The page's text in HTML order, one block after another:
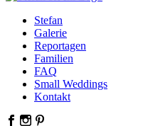
Stefan
Galerie
Reportagen
Familien
FAQ
Small Weddings
Kontakt